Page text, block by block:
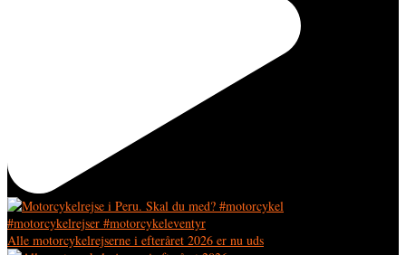
Alle motorcykelrejserne i efteråret 2026 er nu uds